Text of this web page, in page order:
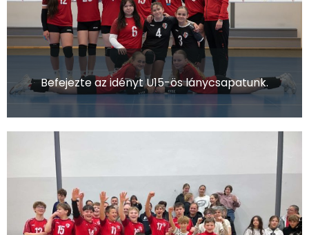
Befejezte az idényt U15-ös lánycsapatunk.